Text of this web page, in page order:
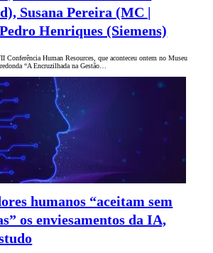
Susana Pereira (MC |
Henriques (Siemens)
Conferência Human Resources, que aconteceu ontem no Museu
“A Encruzilhada na Gestão…
humanos “aceitam sem
os enviesamentos da IA,